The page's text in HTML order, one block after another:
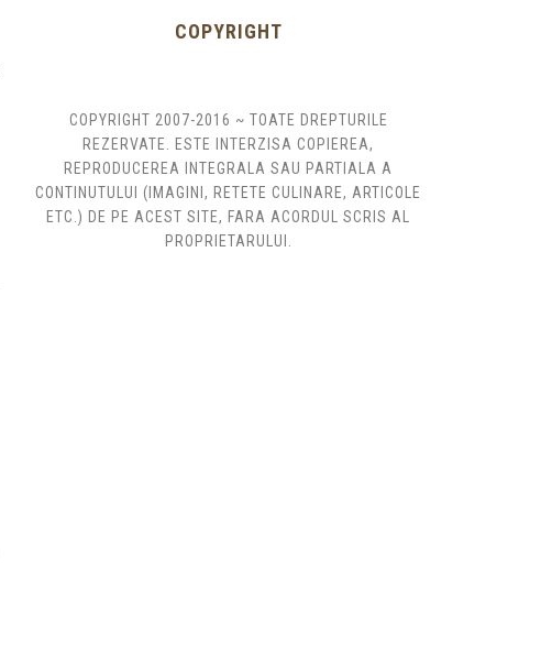
COPYRIGHT
COPYRIGHT 2007-2016 ~ TOATE DREPTURILE
REZERVATE. ESTE INTERZISA COPIEREA,
REPRODUCEREA INTEGRALA SAU PARTIALA A
CONTINUTULUI (IMAGINI, RETETE CULINARE, ARTICOLE
ETC.) DE PE ACEST SITE, FARA ACORDUL SCRIS AL
PROPRIETARULUI.